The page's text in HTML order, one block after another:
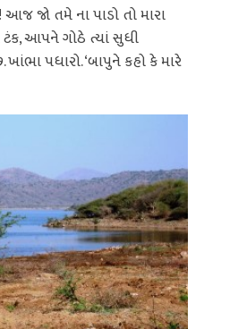
આજ જો તમે ના પાડો તો મારા
આપને ગોઠે ત્યાં સુધી
ખાંભા પધારો. ‘બાપુને કહો કે મારે